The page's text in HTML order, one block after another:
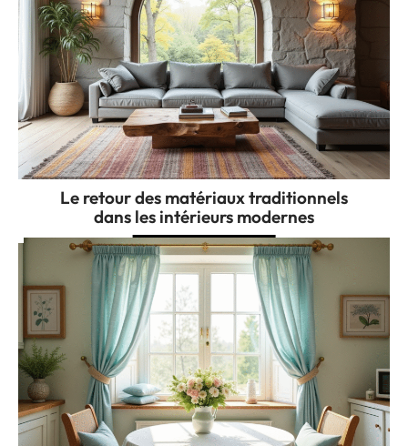
Le retour des matériaux traditionnels
dans les intérieurs modernes